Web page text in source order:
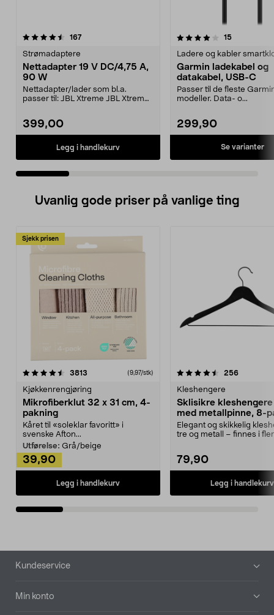
167anmeldelser
Strømadaptere
Nettadapter 19 V DC/4,75 A,
90 W
Nettadapter/lader som bl.a.
passer til: JBL Xtreme JBL Xtreme
399,00
Legg i handlekurv
4.0 av 5 stjerner 15anmeldelser
Ladere og kabler
Garmin ladekabel og
datakabel, USB-C
Passer til de fleste
modeller. Data- o...
299,90
Se varianter
4.5 av 5 stjerner
Uvanlig gode priser på vanlige ting
Sjekk prisen
3813 anmeldelser(9,97/stk)
Kjøkkenrengjøring
Mikrofiberklut 32 x 31 cm, 4-
pakning
Kåret til «soleklar favoritt» i
svenske Afton...
Utførelse: Grå/beige
39,90
Legg i handlekurv
4.5av 5 stjerner 256
Kleshengere
Sklisikre
med metallpinne, 8-
Elegant og skikkelig
tre og metall – finnes i
79,90
Legg i handlekurv
4.5av 5 stjerner
Bunntekst
Kundeservice
Min konto